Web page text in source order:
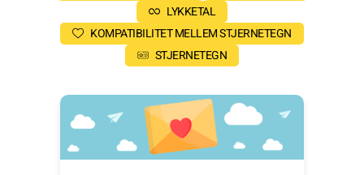
LYKKETAL
KOMPATIBILITET MELLEM STJERNETEGN
STJERNETEGN